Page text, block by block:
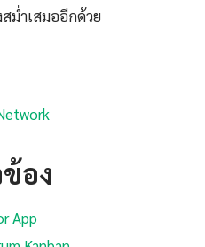
ม่ำเสมออีกด้วย
อง
App